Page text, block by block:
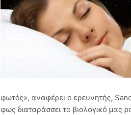
φωτός», αναφέρει ο ερευνητής,
φως διαταράσσει το βιολογικό μας